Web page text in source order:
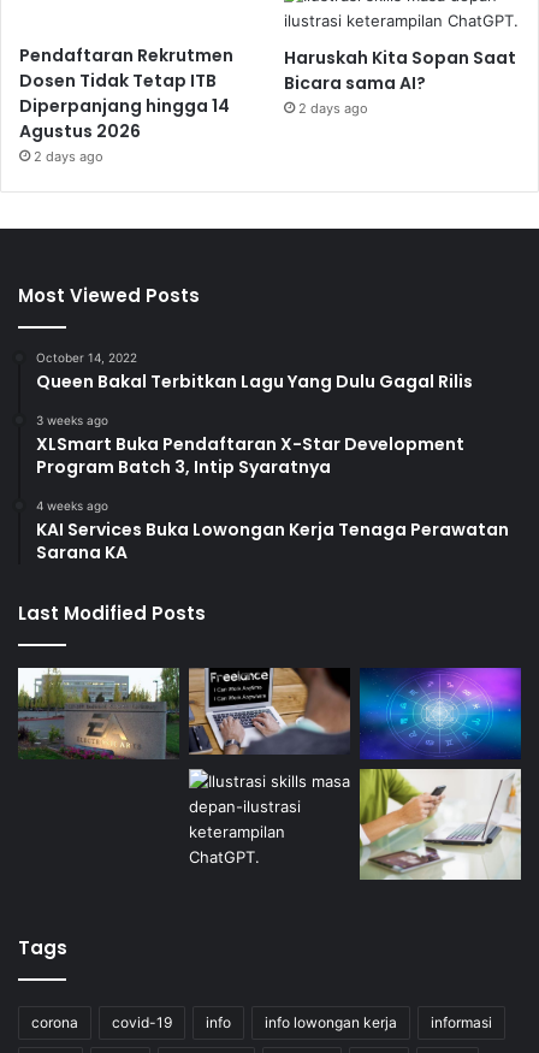
Pendaftaran Rekrutmen
Dosen Tidak Tetap ITB
Diperpanjang hingga 14
Agustus 2026
2 days ago
Haruskah Kita Sopan Saat
Bicara sama AI?
2 days ago
Most Viewed Posts
October 14, 2022
Queen Bakal Terbitkan Lagu Yang Dulu Gagal Rilis
3 weeks ago
XLSmart Buka Pendaftaran X-Star Development
Program Batch 3, Intip Syaratnya
4 weeks ago
KAI Services Buka Lowongan Kerja Tenaga Perawatan
Sarana KA
Last Modified Posts
Tags
corona covid-19 info info lowongan kerja informasi